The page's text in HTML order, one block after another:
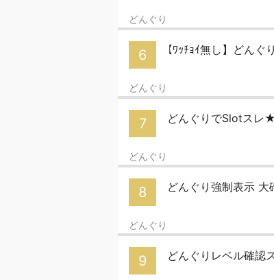
どんぐり
6 【ﾜｯﾁｮｲ無し】どん
どんぐり
7 どんぐりでSlotスレ
どんぐり
8 どんぐり強制表示
どんぐり
9 どんぐりレベル確認